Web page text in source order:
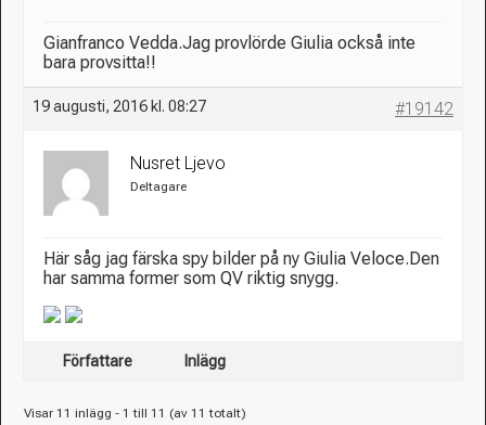
Gianfranco Vedda.Jag provlörde Giulia också inte
bara provsitta!!
19 augusti, 2016 kl. 08:27 #19142
Nusret Ljevo
Deltagare
Här såg jag färska spy bilder på ny Giulia Veloce.Den
har samma former som QV riktig snygg.
Författare Inlägg
Visar 11 inlägg - 1 till 11 (av 11 totalt)